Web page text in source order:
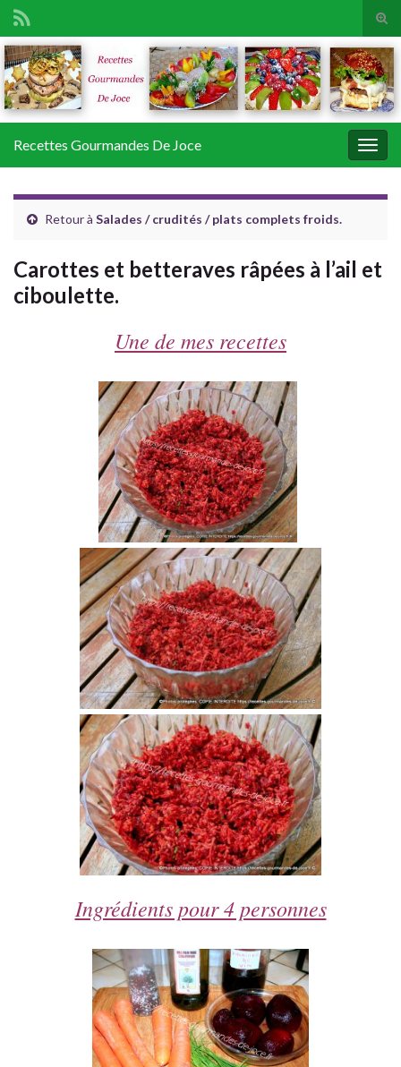
Search for:
Recettes Gourmandes De Joce
Retour à Salades / crudités / plats complets froids.
Carottes et betteraves râpées à l’ail et
ciboulette.
Une de mes recettes
Ingrédients pour 4 personnes